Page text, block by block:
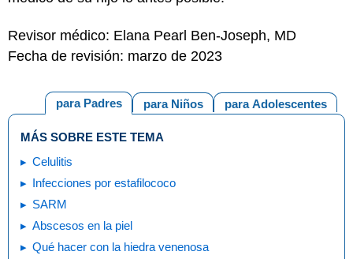
Revisor médico: Elana Pearl Ben-Joseph, MD
Fecha de revisión: marzo de 2023
para Adolescentes
para Niños
para Padres
MÁS SOBRE ESTE TEMA
Celulitis
Infecciones por estafilococo
SARM
Abscesos en la piel
Qué hacer con la hiedra venenosa